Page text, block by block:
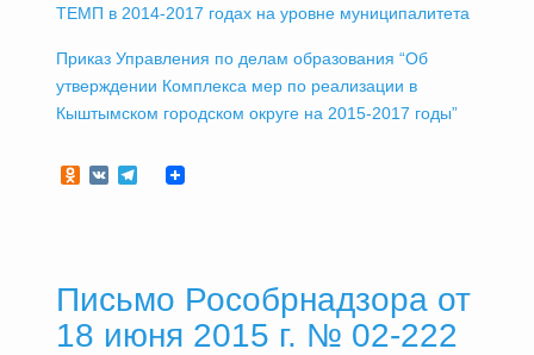
ТЕМП в 2014-2017 годах на уровне муниципалитета
Приказ Управления по делам образования “Об
утверждении Комплекса мер по реализации в
Кыштымском городском округе на 2015-2017 годы”
Odnoklassniki
VKTelegram
Письмо Рособрнадзора от
18 июня 2015 г. № 02-222